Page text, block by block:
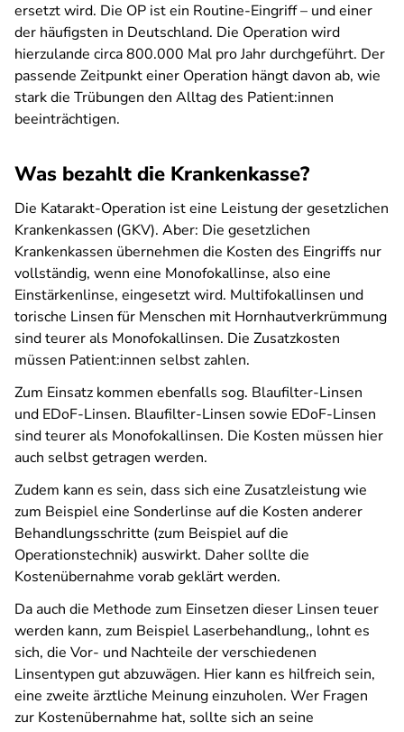
ersetzt wird. Die OP ist ein Routine-Eingriff – und einer
der häufigsten in Deutschland. Die Operation wird
hierzulande circa 800.000 Mal pro Jahr durchgeführt. Der
passende Zeitpunkt einer Operation hängt davon ab, wie
stark die Trübungen den Alltag des Patient:innen
beeinträchtigen.
Was bezahlt die Krankenkasse?
Die Katarakt-Operation ist eine Leistung der gesetzlichen
Krankenkassen (GKV). Aber: Die gesetzlichen
Krankenkassen übernehmen die Kosten des Eingriffs nur
vollständig, wenn eine Monofokallinse, also eine
Einstärkenlinse, eingesetzt wird. Multifokallinsen und
torische Linsen für Menschen mit Hornhautverkrümmung
sind teurer als Monofokallinsen. Die Zusatzkosten
müssen Patient:innen selbst zahlen.
Zum Einsatz kommen ebenfalls sog. Blaufilter-Linsen
und EDoF-Linsen. Blaufilter-Linsen sowie EDoF-Linsen
sind teurer als Monofokallinsen. Die Kosten müssen hier
auch selbst getragen werden.
Zudem kann es sein, dass sich eine Zusatzleistung wie
zum Beispiel eine Sonderlinse auf die Kosten anderer
Behandlungsschritte (zum Beispiel auf die
Operationstechnik) auswirkt. Daher sollte die
Kostenübernahme vorab geklärt werden.
Da auch die Methode zum Einsetzen dieser Linsen teuer
werden kann, zum Beispiel Laserbehandlung,, lohnt es
sich, die Vor- und Nachteile der verschiedenen
Linsentypen gut abzuwägen. Hier kann es hilfreich sein,
eine zweite ärztliche Meinung einzuholen. Wer Fragen
zur Kostenübernahme hat, sollte sich an seine